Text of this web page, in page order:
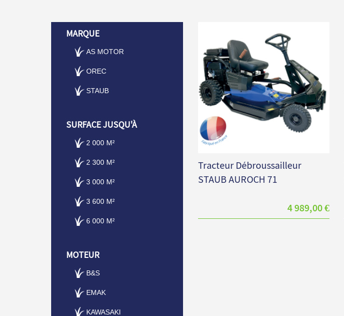
MARQUE
AS MOTOR
OREC
STAUB
SURFACE JUSQU'À
2 000 M²
2 300 M²
3 000 M²
3 600 M²
6 000 M²
MOTEUR
B&S
EMAK
KAWASAKI
Tracteur Débroussailleur
STAUB AUROCH 71
4 989,00 €